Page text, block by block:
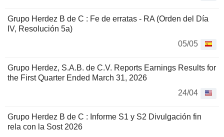
Grupo Herdez B de C : Fe de erratas - RA (Orden del Día
IV, Resolución 5a)
05/05
Grupo Herdez, S.A.B. de C.V. Reports Earnings Results for
the First Quarter Ended March 31, 2026
24/04
Grupo Herdez B de C : Informe S1 y S2 Divulgación fin
rela con la Sost 2026